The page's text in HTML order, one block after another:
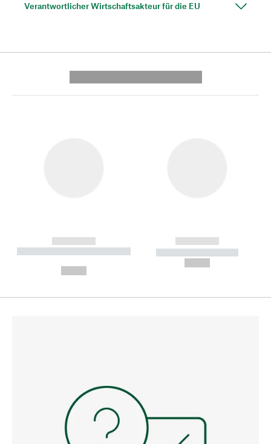
Verantwortlicher Wirtschaftsakteur für die EU
------------
----------- ----------- --------
------------
----------- -----------